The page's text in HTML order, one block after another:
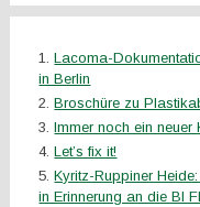
Lacoma-
in Berlin
Broschüre zu
Immer noch ein
Let’s fix it!
Kyritz-Ruppiner
in Erinnerung an die BI